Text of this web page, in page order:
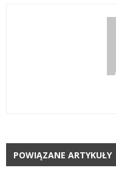
POWIĄZANE ARTYKUŁY